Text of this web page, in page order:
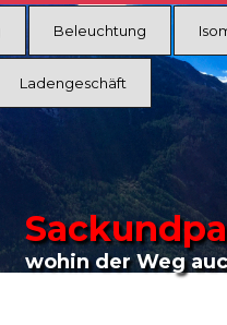
Beleuchtung
Ladengeschäft
wohin der Weg